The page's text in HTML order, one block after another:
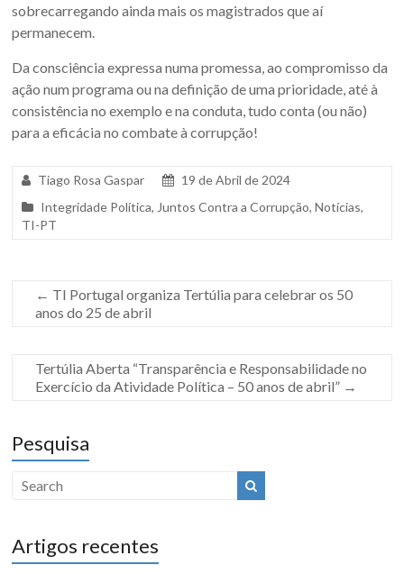
sobrecarregando ainda mais os magistrados que aí
permanecem.
Da consciência expressa numa promessa, ao compromisso da
ação num programa ou na definição de uma prioridade, até à
consistência no exemplo e na conduta, tudo conta (ou não)
para a eficácia no combate à corrupção!
Tiago Rosa Gaspar
19 de Abril de 2024
Integridade Política, Juntos Contra a Corrupção,Notícias,
TI-PT
← TI Portugal organiza Tertúlia para celebrar os 50
anos do 25 de abril
Tertúlia Aberta “Transparência e Responsabilidade no
Exercício da Atividade Política – 50 anos de abril” →
Pesquisa
Artigos recentes